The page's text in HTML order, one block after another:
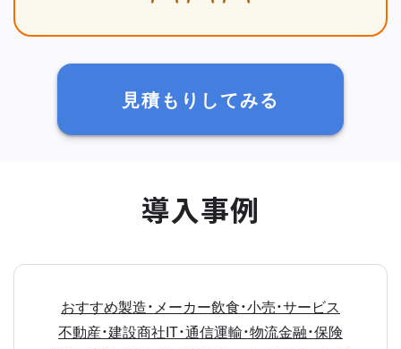
見積もりしてみる
導入事例
おすすめ製造・メーカー飲食・小売・サービス
不動産・建設商社IT・通信運輸・物流金融・保険